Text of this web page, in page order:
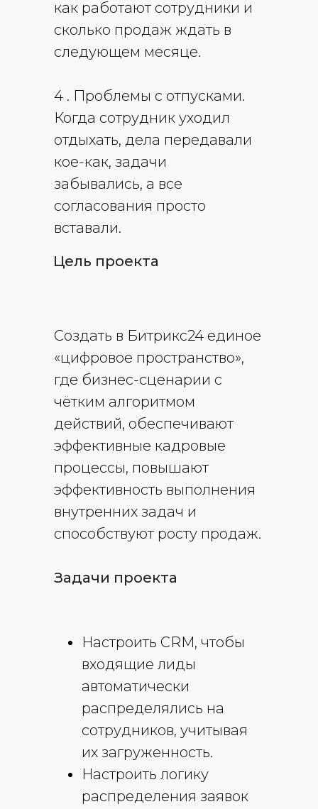
как работают сотрудники и
сколько продаж ждать в
следующем месяце.
4 . Проблемы с отпусками.
Когда сотрудник уходил
отдыхать, дела передавали
кое-как, задачи
забывались, а все
согласования просто
вставали.
Цель проекта
Создать в Битрикс24 единое
«цифровое пространство»,
где бизнес-сценарии с
чётким алгоритмом
действий, обеспечивают
эффективные кадровые
процессы, повышают
эффективность выполнения
внутренних задач и
способствуют росту продаж.
Задачи проекта
Настроить CRM, чтобы
входящие лиды
автоматически
распределялись на
сотрудников, учитывая
их загруженность.
Настроить логику
распределения заявок